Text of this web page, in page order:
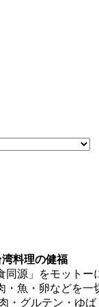
同源」をモットー
・魚・卵などを一
・グルテン・ゆば